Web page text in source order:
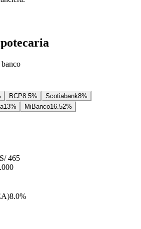
banco
BCP8.5% Scotiabank8%
13% MiBanco16.52%
S/ 465
8.0%